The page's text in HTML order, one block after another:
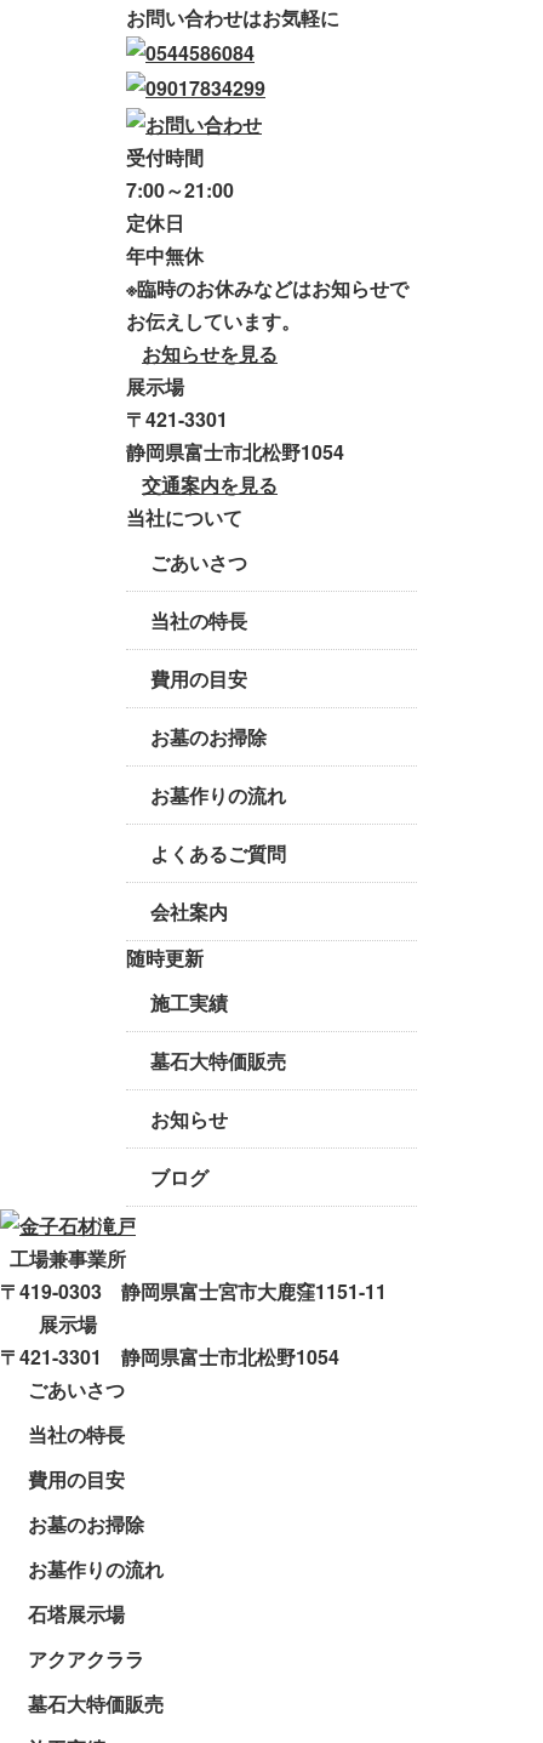
お問い合わせはお気軽に
受付時間
7:00～21:00
定休日
年中無休
※臨時のお休みなどはお知らせで
お伝えしています。
お知らせを見る
展示場
〒421-3301
静岡県富士市北松野1054
交通案内を見る
当社について
ごあいさつ
当社の特長
費用の目安
お墓のお掃除
お墓作りの流れ
よくあるご質問
会社案内
随時更新
施工実績
墓石大特価販売
お知らせ
ブログ
工場兼事業所
〒419-0303 静岡県富士宮市大鹿窪1151-11
展示場
〒421-3301 静岡県富士市北松野1054
ごあいさつ
当社の特長
費用の目安
お墓のお掃除
お墓作りの流れ
石塔展示場
アクアクララ
墓石大特価販売